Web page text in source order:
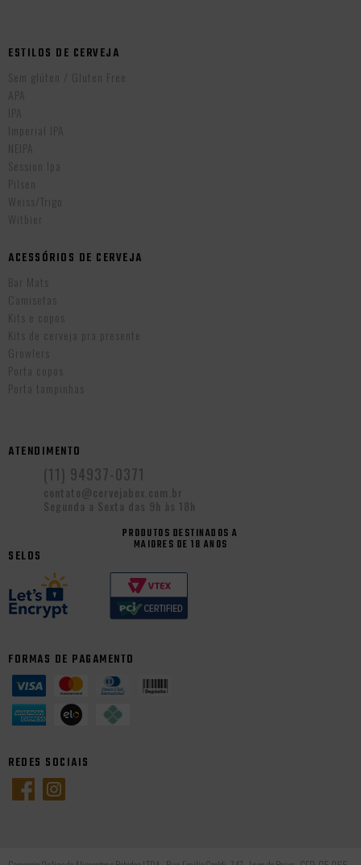
ESTILOS DE CERVEJA
Sem glúten / Gluten Free
APA
IPA
Imperial IPA
NEIPA
Session Ipa
Pilsen
Weiss/Trigo
Witbier
ACESSÓRIOS DE CERVEJA
Bar Mats
Camisetas
Kits e copos
Kits de cerveja pra presente
Growlers
Porta copos
Porta tampinhas
ATENDIMENTO
(11) 94937-0371
contato@cervejabox.com.br
Segunda a Sexta das 9h às 18h
PRODUTOS DESTINADOS A
MAIORES DE 18 ANOS
SELOS
FORMAS DE PAGAMENTO
REDES SOCIAIS